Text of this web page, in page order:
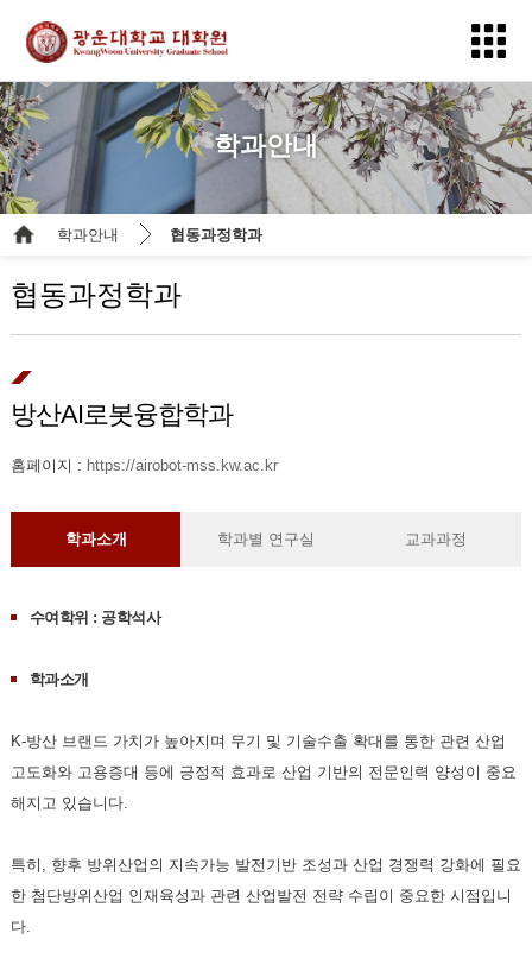
학과안내
학과안내 협동과정학과
협동과정학과
방산AI로봇융합학과
홈페이지 : https://airobot-mss.kw.ac.kr
학과소개 학과별 연구실 교과과정
수여학위 : 공학석사
학과소개
K-방산 브랜드 가치가 높아지며 무기 및 기술수출 확대를 통한 관련 산업
고도화와 고용증대 등에 긍정적 효과로 산업 기반의 전문인력 양성이 중요
해지고 있습니다.
특히, 향후 방위산업의 지속가능 발전기반 조성과 산업 경쟁력 강화에 필요
한 첨단방위산업 인재육성과 관련 산업발전 전략 수립이 중요한 시점입니
다.